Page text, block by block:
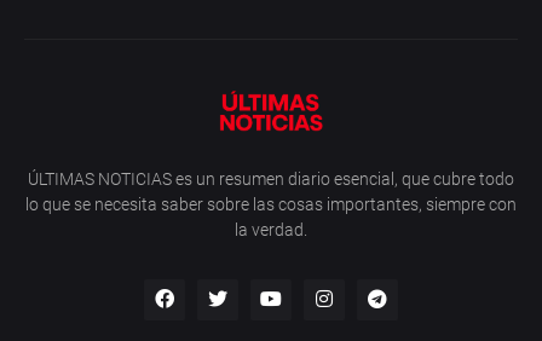
ÚLTIMAS NOTICIAS es un resumen diario esencial, que cubre todo
lo que se necesita saber sobre las cosas importantes, siempre con
la verdad.